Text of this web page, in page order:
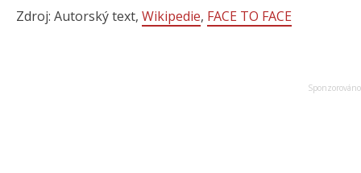
Zdroj: Autorský text, Wikipedie, FACE TO FACE